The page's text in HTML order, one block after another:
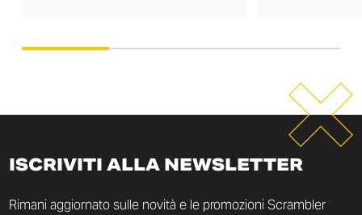
ISCRIVITI ALLA NEWSLETTER
Rimani aggiornato sulle novità e le promozioni Scrambler